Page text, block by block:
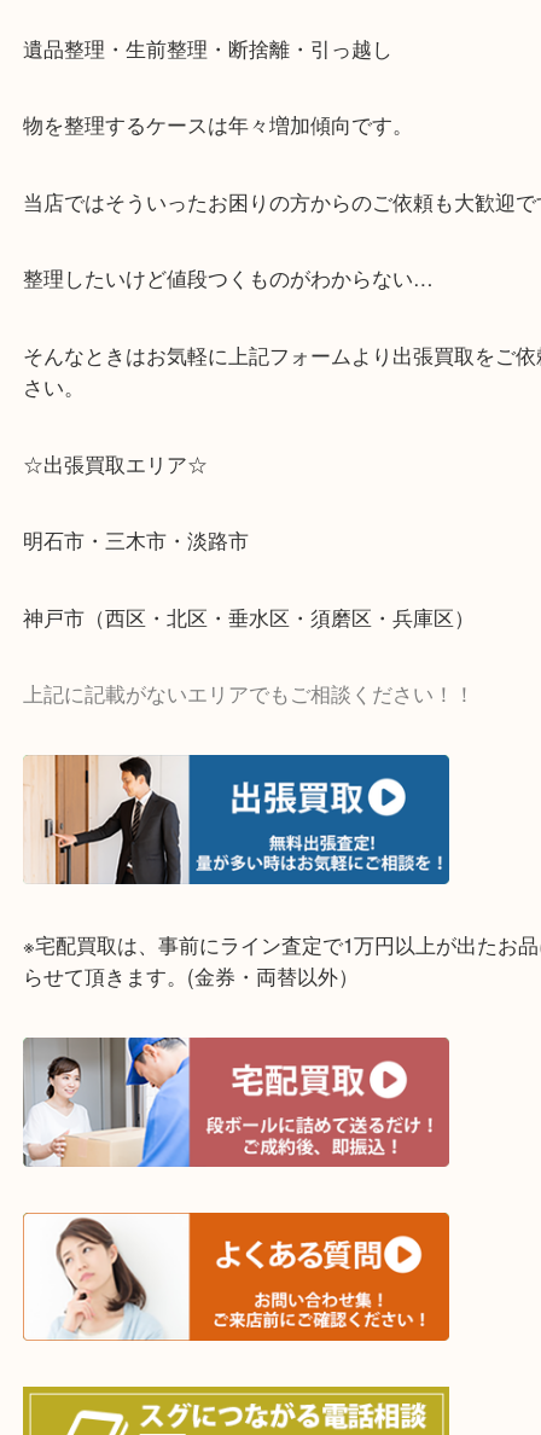
みたい」という方も大歓迎です。
査定は無料ですので、お気軽にご来店・ご相談くだ
ライン査定始めました☆お友だち登録お願いしま
↓スマホでご覧頂いている方はこちらをタップ↓
↓パソコンでご覧頂いている方は、こちらをスマホ
・どんな査定のご依頼もお気軽に
遺品整理・生前整理・断捨離・引っ越し
物を整理するケースは年々増加傾向です。
当店ではそういったお困りの方からのご依頼も大
整理したいけど値段つくものがわからない…